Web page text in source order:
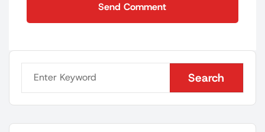
Send Comment
Search
Search